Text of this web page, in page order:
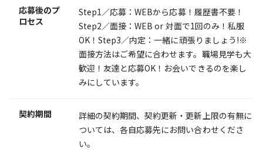
応募後のプ
ロセス
Step1／応募：WEBから応募！履歴書不要！
Step2／面接：WEB or 対面で1回のみ！私服
OK！Step3／内定：一緒に頑張りましょう!※
面接方法はご希望に合わせます。職場見学も大
歓迎！友達と応募OK！お会いできるのを楽し
みにしています。
契約期間
詳細の契約期間、契約更新・更新上限の有無に
ついては、各自応募先にお問い合わせくださ
い。